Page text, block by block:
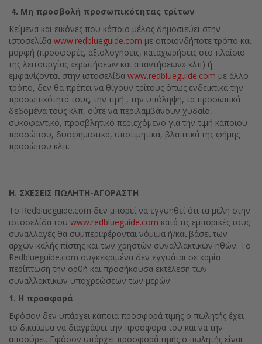
4. Μη προσβολή προσωπικότητας τρίτων
Κείμενα και εικόνες που κάποιο μέλος δημοσιεύει στην
ιστοσελίδα www.redblueguide.com με οποιονδήποτε τρόπο και
μορφή (προσφορές, αξιολογήσεις, καταχωρήσεις στο πλαίσιο
της λειτουργίας «ερωτήσεων και απαντήσεων» κλπ) ή
εμφανίζονται στην ιστοσελίδα www.redblueguide.com με άλλο
τρόπο, δεν θα πρέπει να θίγουν τρίτους όπως ενδεικτικά την
προσωπικότητά τους, την τιμή , την υπόληψη, τα προσωπικά
δεδομένα τους κλπ, ούτε να περιλαμβάνουν χυδαίο,
συκοφαντικό, προσβλητικό περιεχόμενο για την τιμή κάποιου
προσώπου, δυσφημιστικά, υποτιμητικά, βλαπτικά της φήμης
προσώπου κλπ.
Η. ΣΧΕΣΕΙΣ ΠΩΛΗΤΗ-ΑΓΟΡΑΣΤΗ
Το Redblueguide.com δεν μπορεί να εγγυηθεί ότι τα μέλη στην
ιστοσελίδα του www.redblueguide.com κατά τις εμπορικές τους
συναλλαγές θα συμπεριφέρονται νόμιμα ή/και βάσει των
αρχών καλής πίστης και των χρηστών συναλλακτικών ηθών. Το
Redblueguide.com συγκεκριμένα δεν εγγυάται σε καμία
περίπτωση την ορθή και προσήκουσα εκτέλεση των
συναλλακτικών υποχρεώσεων των μερών.
1. Η προσφορά
Εφόσον δεν υπάρχει κάποια προσφορά τιμής ο πωλητής έχει
το δικαίωμα να διαγράψει την προσφορά του και να την
αποσύρει. Εφόσον υπάρχει προσφορά τιμής ο πωλητής είναι